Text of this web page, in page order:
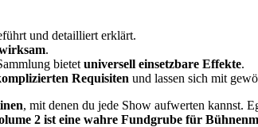
und detailliert erklärt.
.
bietet universell einsetzbare Effekte.
Requisiten und lassen sich mit
, mit denen du jede Show aufwerten kannst.
2 ist eine wahre Fundgrube für